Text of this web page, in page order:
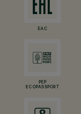
EAC
PEP
ECOPASSPORT